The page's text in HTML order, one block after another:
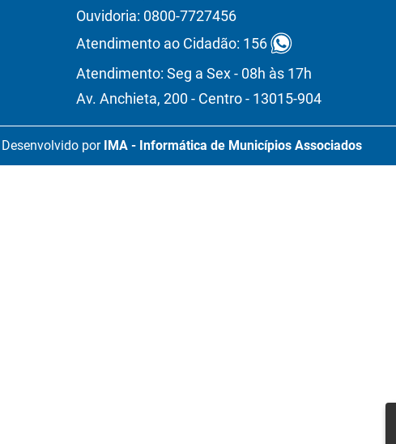
Ouvidoria: 0800-7727456
Atendimento ao Cidadão: 156
Atendimento: Seg a Sex - 08h às 17h
Av. Anchieta, 200 - Centro - 13015-904
Desenvolvido por IMA - Informática de Municípios Associados